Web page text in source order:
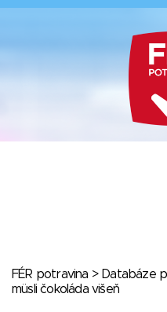
FÉR potravina > Databáze
müsli čokoláda višeň